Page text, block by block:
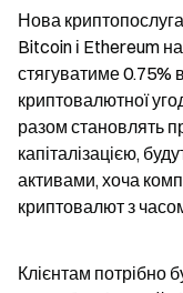
Нова
Bitcoin і Ethereum
стягуватиме 0.75%
криптовалютної
разом становлять
капіталізацією,
активами, хоча
криптовалют з
Клієнтам потрібно